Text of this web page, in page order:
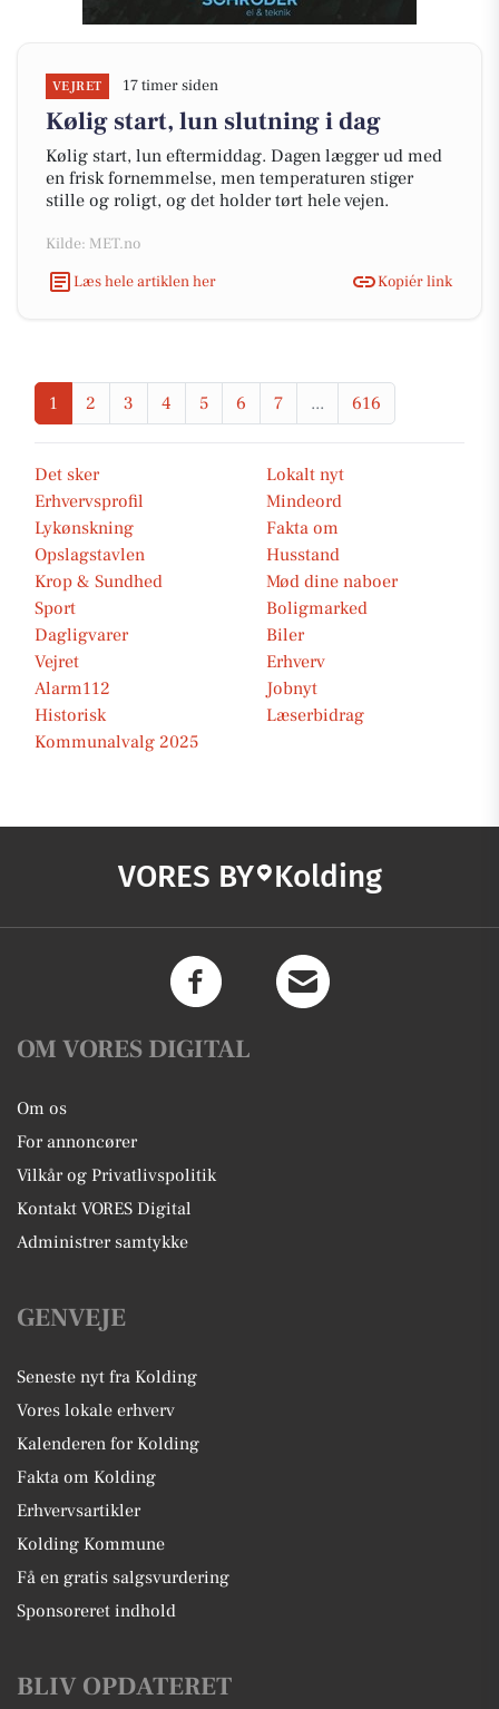
VEJRET 17 timer siden
Kølig start, lun slutning i dag
Kølig start, lun eftermiddag. Dagen lægger ud med
en frisk fornemmelse, men temperaturen stiger
stille og roligt, og det holder tørt hele vejen.
Kilde: MET.no
Læs hele artiklen her
Kopiér link
1 2 3 4 5 6 7 ... 616
Det sker
Lokalt nyt
Erhvervsprofil
Mindeord
Lykønskning
Fakta om
Opslagstavlen
Husstand
Krop & Sundhed
Mød dine naboer
Sport
Boligmarked
Dagligvarer
Biler
Vejret
Erhverv
Alarm112
Jobnyt
Historisk
Læserbidrag
Kommunalvalg 2025
VORES BY Kolding
OM VORES DIGITAL
Om os
For annoncører
Vilkår og Privatlivspolitik
Kontakt VORES Digital
Administrer samtykke
GENVEJE
Seneste nyt fra Kolding
Vores lokale erhverv
Kalenderen for Kolding
Fakta om Kolding
Erhvervsartikler
Kolding Kommune
Få en gratis salgsvurdering
Sponsoreret indhold
BLIV OPDATERET